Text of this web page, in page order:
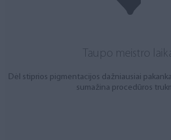
Taupo meistro
Dėl stiprios pigmentacijos dažniausiai
sumažina procedūros